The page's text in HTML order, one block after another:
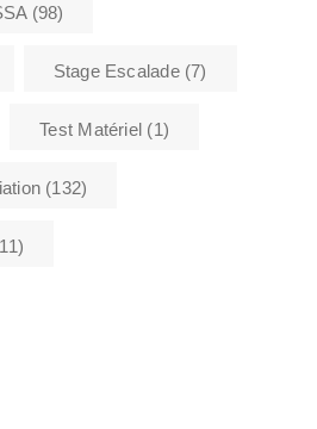
(98)
Stage Escalade(7)
Test Matériel (1)
(132)